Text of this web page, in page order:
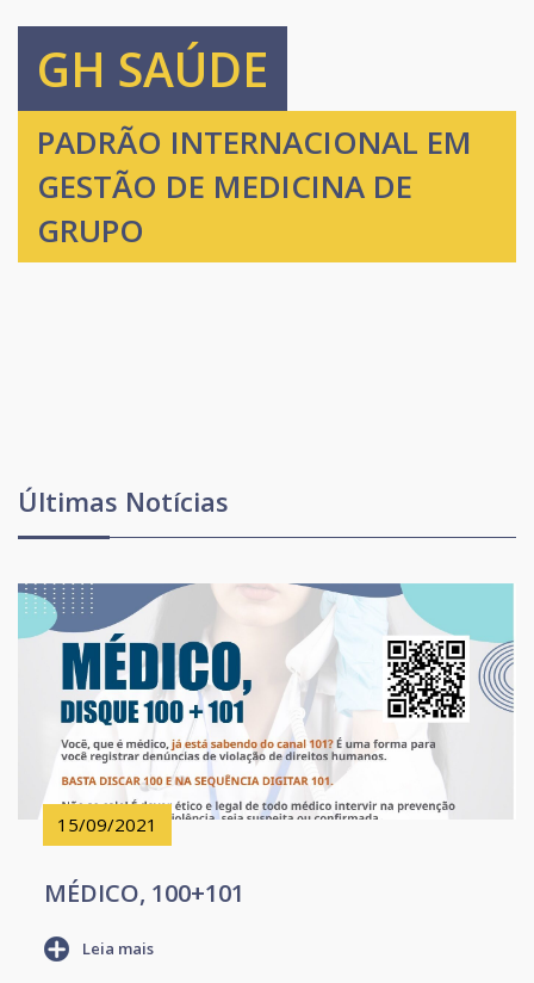
GH SAÚDE
PADRÃO INTERNACIONAL EM
GESTÃO DE MEDICINA DE
GRUPO
Últimas Notícias
15/09/2021
MÉDICO, 100+101
Leia mais